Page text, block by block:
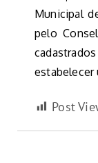
Municipal
pelo
estabelecer
Post